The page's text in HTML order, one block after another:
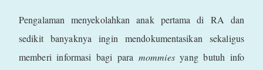
Pengalaman menyekolahkan anak pertama di RA dan
sedikit banyaknya ingin mendokumentasikan sekaligus
memberi informasi bagi paramommiesyang butuh info